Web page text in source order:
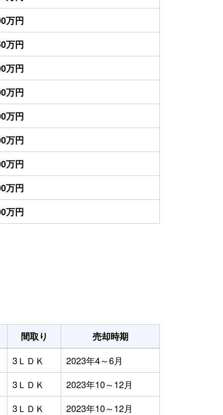
万円
万円
万円
万円
万円
万円
万円
万円
万円
間取り
売却時期
3ＬＤＫ
2023年4～6月
3ＬＤＫ
2023年10～12月
3ＬＤＫ
2023年10～12月